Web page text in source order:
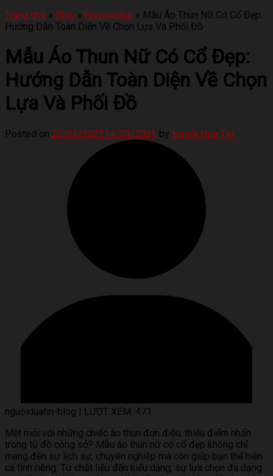
Trang chủ » Blog » Knowledge » Mẫu Áo Thun Nữ Có Cổ Đẹp:
Hướng Dẫn Toàn Diện Về Chọn Lựa Và Phối Đồ
Mẫu Áo Thun Nữ Có Cổ Đẹp:
Hướng Dẫn Toàn Diện Về Chọn
Lựa Và Phối Đồ
Posted on 22/02/202514/03/2025 by Người Đưa Tin
nguoiduatin-blog | LƯỢT XEM: 471
Mệt mỏi với những chiếc áo thun đơn điệu, thiếu điểm nhấn
trong tủ đồ công sở? Mẫu áo thun nữ có cổ đẹp không chỉ
mang đến sự lịch sự, chuyên nghiệp mà còn giúp bạn thể hiện
cá tính riêng. Từ chất liệu đến kiểu dáng, sự lựa chọn đa dạng